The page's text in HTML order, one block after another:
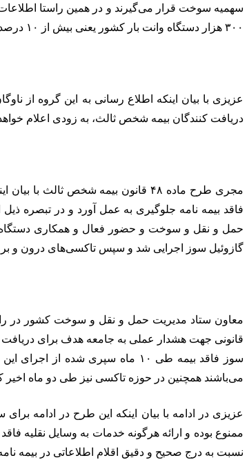
۳۰۰ هزار دستگاه وانت بار کشور یعنی بیش از ۱۰ درصد از این ناوگان عمومی فاقد بیمه شخص ثالث بوده‌اند.
عزیزی با بیان اینکه اطلاع رسانی به این گروه از
دریافت کنندگان بیمه شخص ثالث، به زودی اعلام
مجری طرح ماده ۴۸ قانون بیمه
فاقد بیمه نامه جلوگیری به عمل آورد و در تبصره
حمل و نقل و سوخت و حضور فعال و همکاری
گازوئیل سوز اجرایی شد و سپس تاکسی‌های درون و
معاون ستاد مدیریت حمل و نقل و سوخت کشور در
قانونی جهت هشدار عملی به جامعه هدف برای
سوز فاقد بیمه طی ۱۰ ماه
می‌باشند همچنین در حوزه تاکسی نیز طی دو ماه اخیر که طرح اجرا شده است بیش از ۲۰ درصد مخاطبین جهت دریافت
عزیزی در ادامه با بیان اینکه این طرح در ادامه
ممنوع بوده و ارائه هرگونه خدمات به وسایل نقلیه
نسبت به درج صحیح و دقیق اقلام اطلاعاتی در بیمه